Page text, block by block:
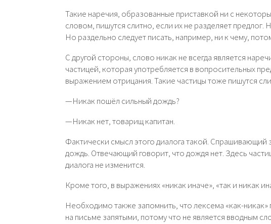
Такие наречия, образованные приставкой ни с
словом, пишутся слитно, если их не разделяет предлог.
Но раздельно следует писать, например, ни к чему,
С другой стороны, слово никак не всегда является
частицей, которая употребляется в вопросительных
выражением отрицания. Такие частицы тоже пишутся
—Никак пошёл сильный дождь?
—Никак нет, товарищ капитан.
Фактически смысл этого диалога такой. Спрашивающий
дождь. Отвечающий говорит, что дождя нет. Здесь
диалога не изменится.
Кроме того, в выражениях «никак иначе», «так и никак
Необходимо также запомнить, что лексема «как-
на письме запятыми, потому что не является вводным